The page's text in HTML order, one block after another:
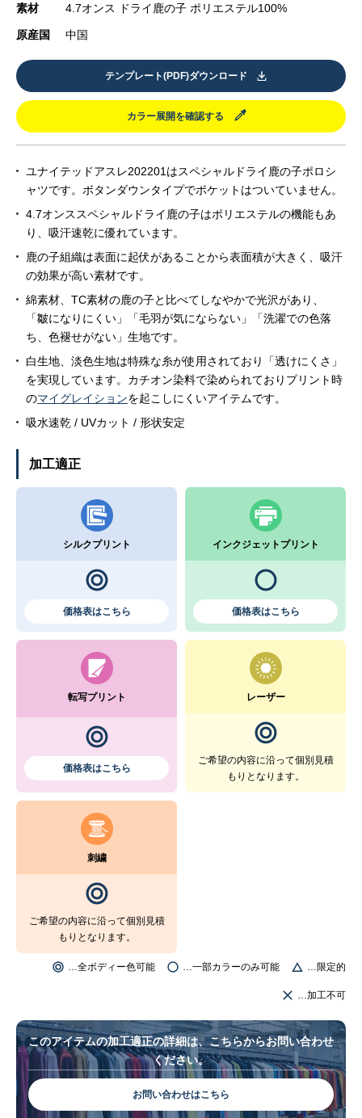
素材 4.7オンス ドライ鹿の子 ポリエステル100%
原産国 中国
テンプレート(PDF)ダウンロード
カラー展開を確認する
ユナイテッドアスレ202201はスペシャルドライ鹿の子ポロシ
ャツです。ボタンダウンタイプでポケットはついていません。
4.7オンススペシャルドライ鹿の子はポリエステルの機能もあ
り、吸汗速乾に優れています。
鹿の子組織は表面に起伏があることから表面積が大きく、吸汗
の効果が高い素材です。
綿素材、TC素材の鹿の子と比べてしなやかで光沢があり、
「皺になりにくい」「毛羽が気にならない」「洗濯での色落
ち、色褪せがない」生地です。
白生地、淡色生地は特殊な糸が使用されており「透けにくさ」
を実現しています。カチオン染料で染められておりプリント時
のマイグレイションを起こしにくいアイテムです。
吸水速乾 / UVカット / 形状安定
加工適正
シルクプリント
価格表はこちら
インクジェットプリント
価格表はこちら
転写プリント
価格表はこちら
レーザー
ご希望の内容に沿って個別見積
もりとなります。
刺繍
ご希望の内容に沿って個別見積
もりとなります。
…全ボディー色可能 …一部カラーのみ可能 …限定的
…加工不可
このアイテムの加工適正の詳細は、こちらからお問い合わせ
ください。
お問い合わせはこちら